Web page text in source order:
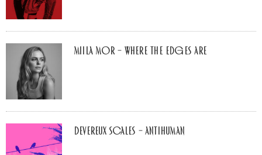
Miila Mor – Where The Edges Are
Devereux Scales – Antihuman